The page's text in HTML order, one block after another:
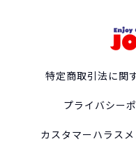
特定商取引法に関
プライバシー
カスタマーハラス